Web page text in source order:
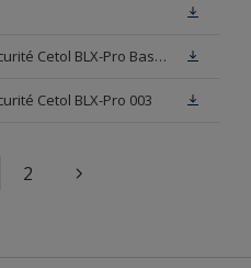
Fiche de données de sécurité Cetol BLX-Pro Base TU
Cetol BLX-Pro 003
2